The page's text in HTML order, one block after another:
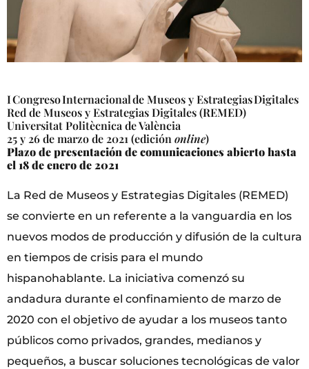
I Congreso Internacional de Museos y Estrategias Digitales
Red de Museos y Estrategias Digitales (REMED)
Universitat Politècnica de València
25 y 26 de marzo de 2021 (ediciónonline)
Plazo de presentación de comunicaciones abierto hasta
el 18 de enero de 2021
La Red de Museos y Estrategias Digitales (REMED)
se convierte en un referente a la vanguardia en los
nuevos modos de producción y difusión de la cultura
en tiempos de crisis para el mundo
hispanohablante. La iniciativa comenzó su
andadura durante el confinamiento de marzo de
2020 con el objetivo de ayudar a los museos tanto
públicos como privados, grandes, medianos y
pequeños, a buscar soluciones tecnológicas de valor